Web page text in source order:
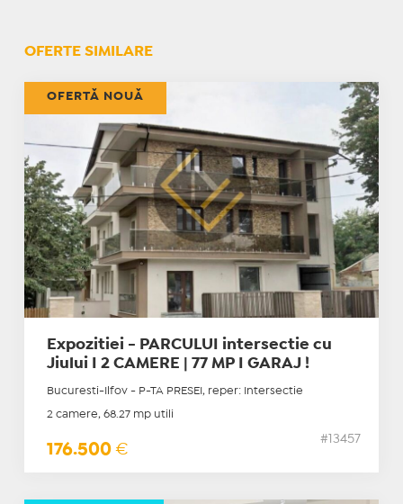
OFERTE SIMILARE
Expozitiei - PARCULUI intersectie cu
Jiului I 2 CAMERE | 77 MP I GARAJ !
Bucuresti-Ilfov - P-TA PRESEI, reper: Intersectie
2 camere, 68.27 mp utili
176.500 €
#13457
OFERTĂ NOUĂ